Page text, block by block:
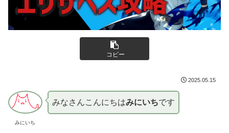
コピー
2025.05.15
みにいち
みなさんこんにちはみにいちです